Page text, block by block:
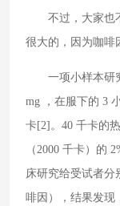
不过，大家也
很大的，因为咖啡
一项小样本研
mg ，在服下的 3
卡[2]。40 千卡的
（2000 千卡）的
床研究给受试者分
啡因），结果发现